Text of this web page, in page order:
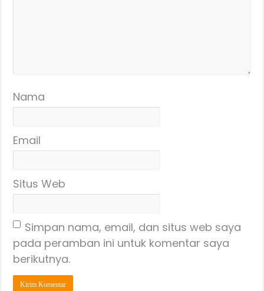
Nama
Email
Situs Web
Simpan nama, email, dan situs web saya
pada peramban ini untuk komentar saya
berikutnya.